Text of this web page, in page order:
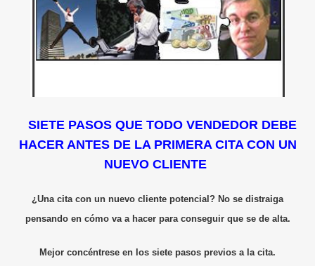
SIETE PASOS QUE TODO VENDEDOR DEBE
HACER ANTES DE LA PRIMERA CITA CON UN
NUEVO CLIENTE
¿Una cita con un nuevo cliente potencial? No se distraiga
pensando en cómo va a hacer para conseguir que se de alta.
Mejor concéntrese en los siete pasos previos a la cita.